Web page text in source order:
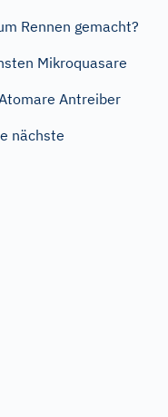
Rennen gemacht?
Mikroquasare
Antreiber
nächste